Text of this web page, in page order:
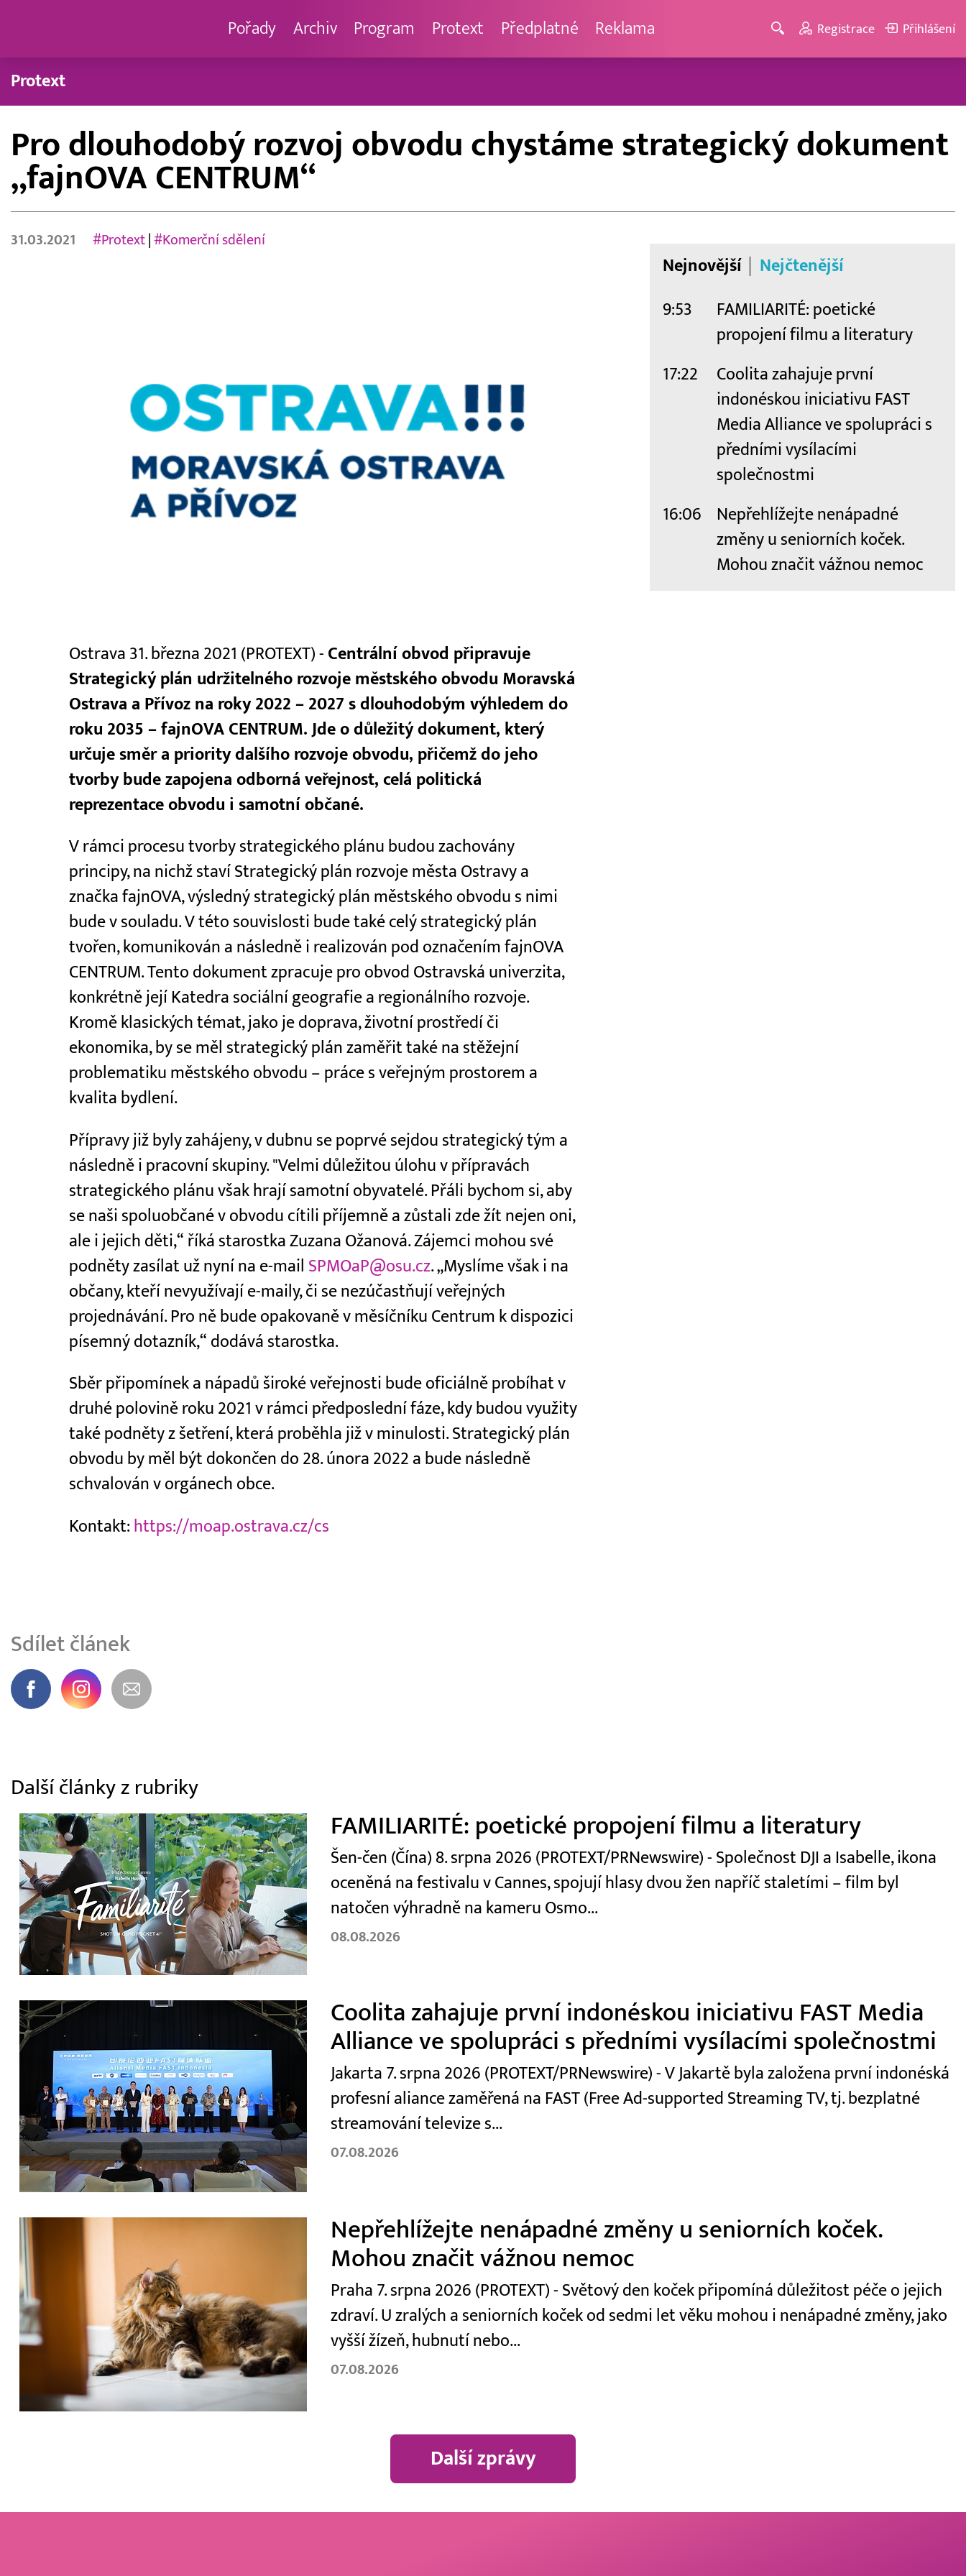
Pořady Archiv Program Protext Předplatné Reklama Registrace Přihlášení
Protext
Pro dlouhodobý rozvoj obvodu chystáme strategický dokument
„fajnOVA CENTRUM“
31.03.2021 #Protext| #Komerční sdělení
Ostrava 31. března 2021 (PROTEXT) - Centrální obvod připravuje
Strategický plán udržitelného rozvoje městského obvodu Moravská
Ostrava a Přívoz na roky 2022 – 2027 s dlouhodobým výhledem do
roku 2035 – fajnOVA CENTRUM. Jde o důležitý dokument, který
určuje směr a priority dalšího rozvoje obvodu, přičemž do jeho
tvorby bude zapojena odborná veřejnost, celá politická
reprezentace obvodu i samotní občané.
V rámci procesu tvorby strategického plánu budou zachovány
principy, na nichž staví Strategický plán rozvoje města Ostravy a
značka fajnOVA, výsledný strategický plán městského obvodu s nimi
bude v souladu. V této souvislosti bude také celý strategický plán
tvořen, komunikován a následně i realizován pod označením fajnOVA
CENTRUM. Tento dokument zpracuje pro obvod Ostravská univerzita,
konkrétně její Katedra sociální geografie a regionálního rozvoje.
Kromě klasických témat, jako je doprava, životní prostředí či
ekonomika, by se měl strategický plán zaměřit také na stěžejní
problematiku městského obvodu – práce s veřejným prostorem a
kvalita bydlení.
Přípravy již byly zahájeny, v dubnu se poprvé sejdou strategický tým a
následně i pracovní skupiny. "Velmi důležitou úlohu v přípravách
strategického plánu však hrají samotní obyvatelé. Přáli bychom si, aby
se naši spoluobčané v obvodu cítili příjemně a zůstali zde žít nejen oni,
ale i jejich děti,“ říká starostka Zuzana Ožanová. Zájemci mohou své
podněty zasílat už nyní na e-mail SPMOaP@osu.cz. „Myslíme však i na
občany, kteří nevyužívají e-maily, či se nezúčastňují veřejných
projednávání. Pro ně bude opakovaně v měsíčníku Centrum k dispozici
písemný dotazník,“ dodává starostka.
Sběr připomínek a nápadů široké veřejnosti bude oficiálně probíhat v
druhé polovině roku 2021 v rámci předposlední fáze, kdy budou využity
také podněty z šetření, která proběhla již v minulosti. Strategický plán
obvodu by měl být dokončen do 28. února 2022 a bude následně
schvalován v orgánech obce.
Kontakt: https://moap.ostrava.cz/cs
Sdílet článek
Nejnovější Nejčtenější
9:53
FAMILIARITÉ: poetické
propojení filmu a literatury
17:22
Coolita zahajuje první
indonéskou iniciativu FAST
Media Alliance ve spolupráci s
předními vysílacími
společnostmi
16:06
Nepřehlížejte nenápadné
změny u seniorních koček.
Mohou značit vážnou nemoc
Další články z rubriky
FAMILIARITÉ: poetické propojení filmu a literatury
Šen-čen (Čína) 8. srpna 2026 (PROTEXT/PRNewswire) - Společnost DJI a Isabelle, ikona
oceněná na festivalu v Cannes, spojují hlasy dvou žen napříč staletími – film byl
natočen výhradně na kameru Osmo...
08.08.2026
Coolita zahajuje první indonéskou iniciativu FAST Media
Alliance ve spolupráci s předními vysílacími společnostmi
Jakarta 7. srpna 2026 (PROTEXT/PRNewswire) - V Jakartě byla založena první indonéská
profesní aliance zaměřená na FAST (Free Ad-supported Streaming TV, tj. bezplatné
streamování televize s...
07.08.2026
Nepřehlížejte nenápadné změny u seniorních koček.
Mohou značit vážnou nemoc
Praha 7. srpna 2026 (PROTEXT) - Světový den koček připomíná důležitost péče o jejich
zdraví. U zralých a seniorních koček od sedmi let věku mohou i nenápadné změny, jako
vyšší žízeň, hubnutí nebo...
07.08.2026
Další zprávy